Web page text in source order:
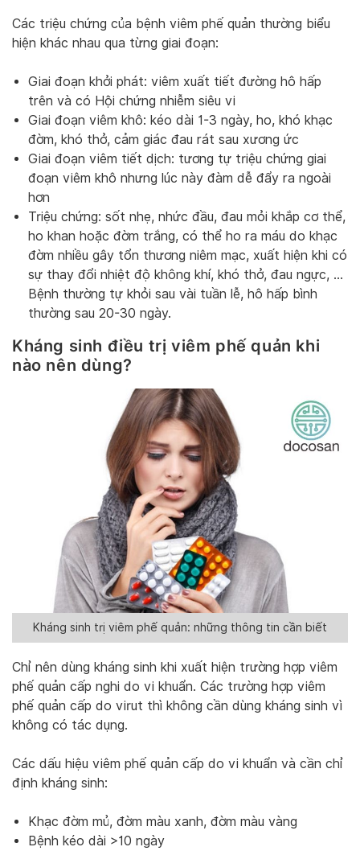
Các triệu chứng của bệnh viêm phế quản thường biểu
hiện khác nhau qua từng giai đoạn:
Giai đoạn khởi phát: viêm xuất tiết đường hô hấp
trên và có Hội chứng nhiễm siêu vi
Giai đoạn viêm khô: kéo dài 1-3 ngày, ho, khó khạc
đờm, khó thở, cảm giác đau rát sau xương ức
Giai đoạn viêm tiết dịch: tương tự triệu chứng giai
đoạn viêm khô nhưng lúc này đàm dễ đẩy ra ngoài
hơn
Triệu chứng: sốt nhẹ, nhức đầu, đau mỏi khắp cơ thể,
ho khan hoặc đờm trắng, có thể ho ra máu do khạc
đờm nhiều gây tổn thương niêm mạc, xuất hiện khi có
sự thay đổi nhiệt độ không khí, khó thở, đau ngực, …
Bệnh thường tự khỏi sau vài tuần lễ, hô hấp bình
thường sau 20-30 ngày.
Kháng sinh điều trị viêm phế quản khi
nào nên dùng?
Kháng sinh trị viêm phế quản: những thông tin cần biết
Chỉ nên dùng kháng sinh khi xuất hiện trường hợp viêm
phế quản cấp nghi do vi khuẩn. Các trường hợp viêm
phế quản cấp do virut thì không cần dùng kháng sinh vì
không có tác dụng.
Các dấu hiệu viêm phế quản cấp do vi khuẩn và cần chỉ
định kháng sinh:
Khạc đờm mủ, đờm màu xanh, đờm màu vàng
Bệnh kéo dài >10 ngày